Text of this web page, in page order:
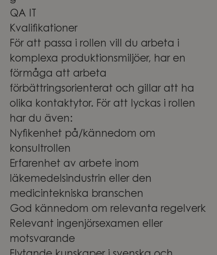
QA IT
Kvalifikationer
För att passa i rollen vill du arbeta i
komplexa produktionsmiljöer, har en
förmåga att arbeta
förbättringsorienterat och gillar att ha
olika kontaktytor. För att lyckas i rollen
har du även:
Nyfikenhet på/kännedom om
konsultrollen
Erfarenhet av arbete inom
läkemedelsindustrin eller den
medicintekniska branschen
God kännedom om relevanta regelverk
Relevant ingenjörsexamen eller
motsvarande